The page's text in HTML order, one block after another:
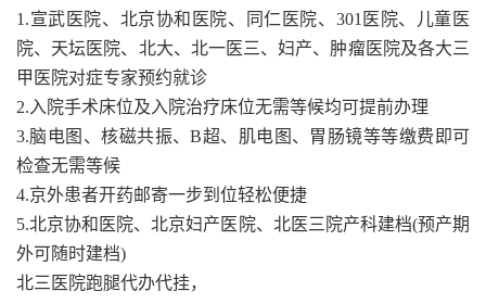
1.宣武医院、北京协和医院、同仁医院、301医院、儿童医
院、天坛医院、北大、北一医三、妇产、肿瘤医院及各大三
甲医院对症专家预约就诊
2.入院手术床位及入院治疗床位无需等候均可提前办理
3.脑电图、核磁共振、B超、肌电图、胃肠镜等等缴费即可
检查无需等候
4.京外患者开药邮寄一步到位轻松便捷
5.北京协和医院、北京妇产医院、北医三院产科建档(预产期
外可随时建档)
北三医院跑腿代办代挂，